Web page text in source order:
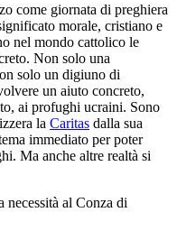
come giornata di preghiera
morale, cristiano e
nel mondo cattolico le
Non solo una
solo un digiuno di
un aiuto concreto,
ai profughi ucraini. Sono
la Caritas dalla sua
immediato per poter
Ma anche altre realtà si
al Conza di